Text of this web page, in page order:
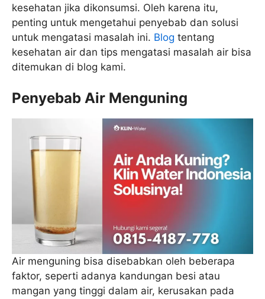
kesehatan jika dikonsumsi. Oleh karena itu,
penting untuk mengetahui penyebab dan solusi
untuk mengatasi masalah ini. Blog tentang
kesehatan air dan tips mengatasi masalah air bisa
ditemukan di blog kami.
Penyebab Air Menguning
Air menguning bisa disebabkan oleh beberapa
faktor, seperti adanya kandungan besi atau
mangan yang tinggi dalam air, kerusakan pada